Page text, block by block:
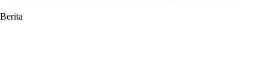
Berita